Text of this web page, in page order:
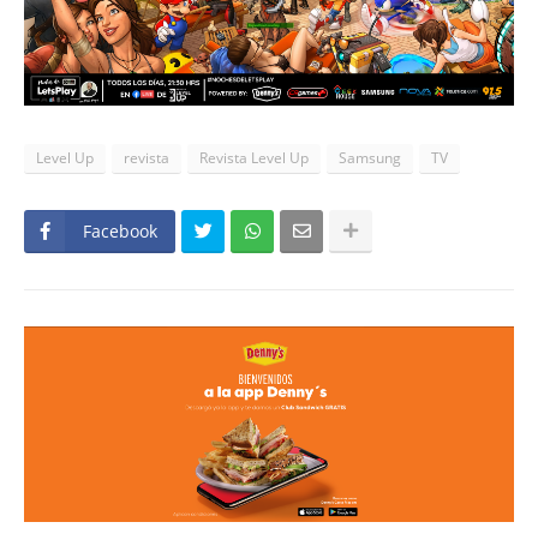
Level Up revista Revista Level Up Samsung TV
Facebook